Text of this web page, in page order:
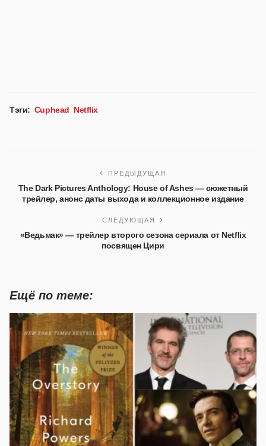
Тэги: Cuphead Netflix
ПРЕДЫДУЩАЯ
The Dark Pictures Anthology: House of Ashes — сюжетный
трейлер, анонс даты выхода и коллекционное издание
СЛЕДУЮЩАЯ
«Ведьмак» — трейлер второго сезона сериала от Netflix
посвящен Цири
Ещё по теме: